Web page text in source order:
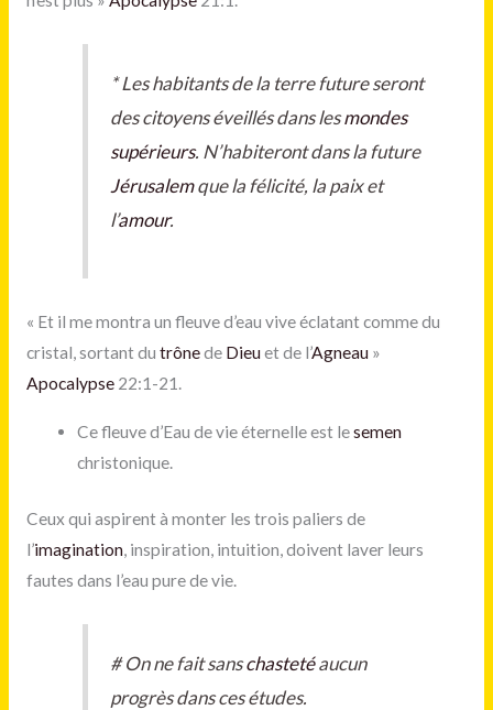
*Les habitants de la terre future seront
des citoyens éveillés dans lesmondes
supérieurs. N’habiteront dans la future
Jérusalemque la félicité, la paix et
l’amour.
« Et il me montra un fleuve d’eau vive éclatant comme du
cristal, sortant du trônede Dieuet de l’Agneau»
Apocalypse22:1-21.
Ce fleuve d’Eau de vie éternelle est lesemen
christonique.
Ceux qui aspirent à monter les trois paliers de
l’imagination, inspiration, intuition, doivent laver leurs
fautes dans l’eau pure de vie.
#On ne fait sanschastetéaucun
progrès dans ces études.